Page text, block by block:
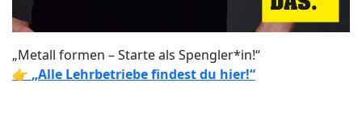
„Metall formen – Starte als Spengler*in!“
👉 „Alle Lehrbetriebe findest du hier!“